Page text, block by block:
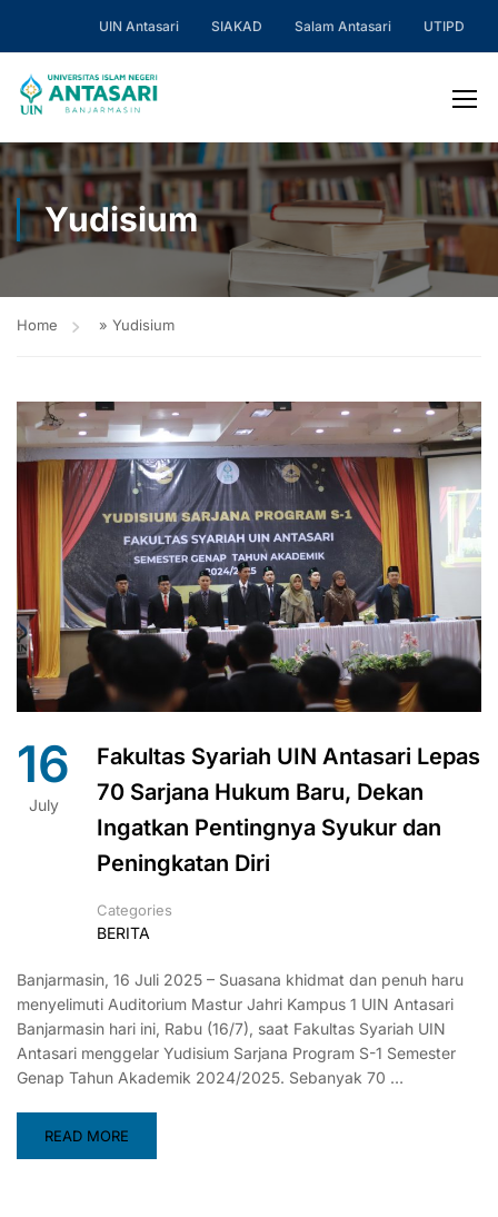
UIN Antasari SIAKAD Salam Antasari UTIPD
Yudisium
Home » Yudisium
16
July
Fakultas Syariah UIN Antasari Lepas
70 Sarjana Hukum Baru, Dekan
Ingatkan Pentingnya Syukur dan
Peningkatan Diri
Categories
BERITA
Banjarmasin, 16 Juli 2025 – Suasana khidmat dan penuh haru
menyelimuti Auditorium Mastur Jahri Kampus 1 UIN Antasari
Banjarmasin hari ini, Rabu (16/7), saat Fakultas Syariah UIN
Antasari menggelar Yudisium Sarjana Program S-1 Semester
Genap Tahun Akademik 2024/2025. Sebanyak 70 …
READ MORE